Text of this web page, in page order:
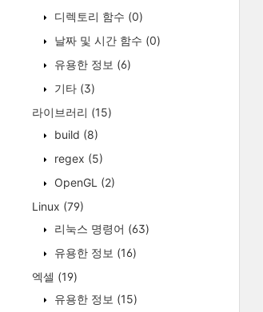
디렉토리 함수 (0)
날짜 및 시간 함수 (0)
유용한 정보 (6)
기타 (3)
라이브러리 (15)
build (8)
regex (5)
OpenGL (2)
Linux (79)
리눅스 명령어 (63)
유용한 정보 (16)
엑셀 (19)
유용한 정보 (15)